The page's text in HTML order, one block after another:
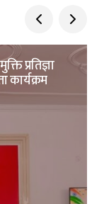
प्रतिज्ञा
कार्यक्रम